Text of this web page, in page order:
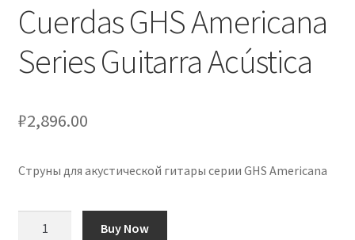
Cuerdas GHS Americana
Series Guitarra Acústica
₽2,896.00
Струны для акустической гитары серии GHS Americana
Buy Now